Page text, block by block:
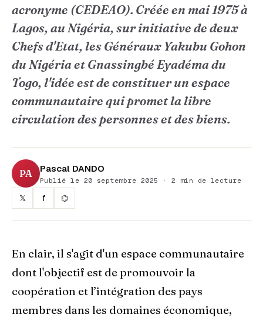
acronyme (CEDEAO). Créée en mai 1975 à
Lagos, au Nigéria, sur initiative de deux
Chefs d'Etat, les Généraux Yakubu Gohon
du Nigéria et Gnassingbé Eyadéma du
Togo, l'idée est de constituer un espace
communautaire qui promet la libre
circulation des personnes et des biens.
PA Pascal DANDO
Publié le 20 septembre 2025 · 2 min de lecture
𝕏 f ⌬
En clair, il s'agit d'un espace communautaire
dont l'objectif est de promouvoir la
coopération et l’intégration des pays
membres dans les domaines économique,